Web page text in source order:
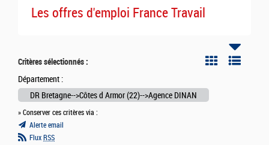
Les offres d'emploi France Travail
Critères sélectionnés :
Département :
DR Bretagne-->Côtes d Armor (22)-->Agence DINAN
» Conserver ces critères via :
Alerte email
Flux RSS